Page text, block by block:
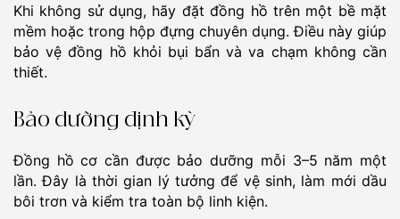
Khi không sử dụng, hãy đặt đồng hồ trên một bề mặt
mềm hoặc trong hộp đựng chuyên dụng. Điều này giúp
bảo vệ đồng hồ khỏi bụi bẩn và va chạm không cần
thiết.
Bảo dưỡng định kỳ
Đồng hồ cơ cần được bảo dưỡng mỗi 3–5 năm một
lần. Đây là thời gian lý tưởng để vệ sinh, làm mới dầu
bôi trơn và kiểm tra toàn bộ linh kiện.